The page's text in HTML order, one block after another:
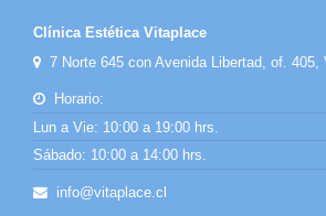
Clínica Estética Vitaplace
7 Norte 645 con Avenida Libertad, of. 405,
Horario:
Lun a Vie: 10:00 a 19:00 hrs.
Sábado: 10:00 a 14:00 hrs.
info@vitaplace.cl